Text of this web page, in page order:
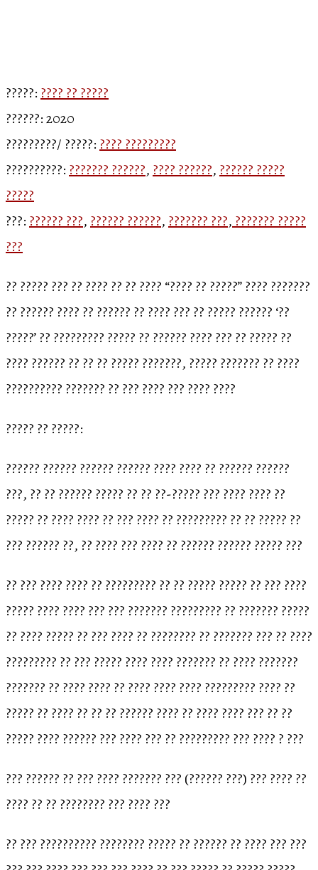
?????: ???? ?? ?????
??????: 2020
?????????/ ?????: ???? ?????????
??????????: ??????? ??????, ???? ??????, ?????? ?????
?????
???: ?????? ???, ?????? ??????, ??????? ???, ??????? ?????
???
?? ????? ??? ?? ???? ?? ?? ???? “???? ?? ?????” ???? ???????
?? ?????? ???? ?? ?????? ?? ???? ??? ?? ????? ?????? ‘??
?????’ ?? ????????? ????? ?? ?????? ???? ??? ?? ????? ??
???? ?????? ?? ?? ?? ????? ???????, ????? ??????? ?? ????
?????????? ??????? ?? ??? ???? ??? ???? ????
????? ?? ?????:
?????? ?????? ?????? ?????? ???? ???? ?? ?????? ??????
???, ?? ?? ?????? ????? ?? ?? ??-????? ??? ???? ???? ??
????? ?? ???? ???? ?? ??? ???? ?? ????????? ?? ?? ????? ??
??? ?????? ??, ?? ???? ??? ???? ?? ?????? ?????? ????? ???
?? ??? ???? ???? ?? ????????? ?? ?? ????? ????? ?? ??? ????
????? ???? ???? ??? ??? ??????? ????????? ?? ??????? ?????
?? ???? ????? ?? ??? ???? ?? ???????? ?? ??????? ??? ?? ????
????????? ?? ??? ????? ???? ???? ??????? ?? ???? ???????
??????? ?? ???? ???? ?? ???? ???? ???? ????????? ???? ??
????? ?? ???? ?? ?? ?? ?????? ???? ?? ???? ???? ??? ?? ??
????? ???? ?????? ??? ???? ??? ?? ????????? ??? ???? ? ???
??? ?????? ?? ??? ???? ??????? ??? (?????? ???) ??? ???? ??
???? ?? ?? ???????? ??? ???? ???
?? ??? ?????????? ???????? ????? ?? ?????? ?? ???? ??? ???